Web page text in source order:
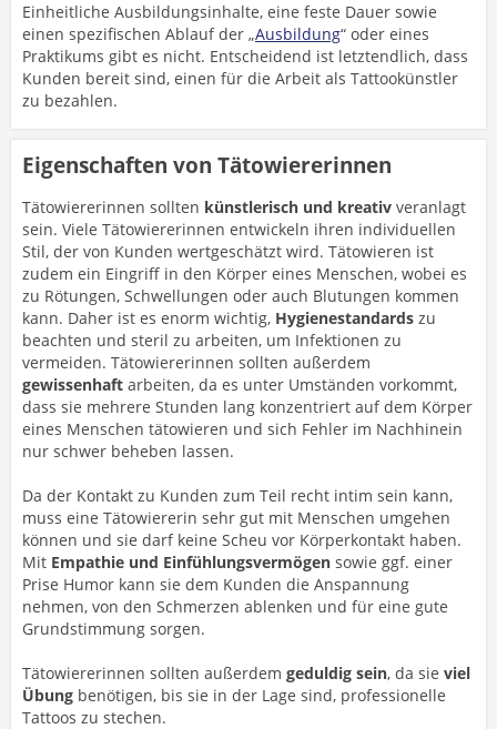
Einheitliche Ausbildungsinhalte, eine feste Dauer sowie
einen spezifischen Ablauf der „Ausbildung“ oder eines
Praktikums gibt es nicht. Entscheidend ist letztendlich, dass
Kunden bereit sind, einen für die Arbeit als Tattookünstler
zu bezahlen.
Eigenschaften von Tätowiererinnen
Tätowiererinnen sollten künstlerisch und kreativ veranlagt
sein. Viele Tätowiererinnen entwickeln ihren individuellen
Stil, der von Kunden wertgeschätzt wird. Tätowieren ist
zudem ein Eingriff in den Körper eines Menschen, wobei es
zu Rötungen, Schwellungen oder auch Blutungen kommen
kann. Daher ist es enorm wichtig, Hygienestandards zu
beachten und steril zu arbeiten, um Infektionen zu
vermeiden. Tätowiererinnen sollten außerdem
gewissenhaft arbeiten, da es unter Umständen vorkommt,
dass sie mehrere Stunden lang konzentriert auf dem Körper
eines Menschen tätowieren und sich Fehler im Nachhinein
nur schwer beheben lassen.
Da der Kontakt zu Kunden zum Teil recht intim sein kann,
muss eine Tätowiererin sehr gut mit Menschen umgehen
können und sie darf keine Scheu vor Körperkontakt haben.
Mit Empathie und Einfühlungsvermögen sowie ggf. einer
Prise Humor kann sie dem Kunden die Anspannung
nehmen, von den Schmerzen ablenken und für eine gute
Grundstimmung sorgen.
Tätowiererinnen sollten außerdem geduldig sein, da sie viel
Übung benötigen, bis sie in der Lage sind, professionelle
Tattoos zu stechen.